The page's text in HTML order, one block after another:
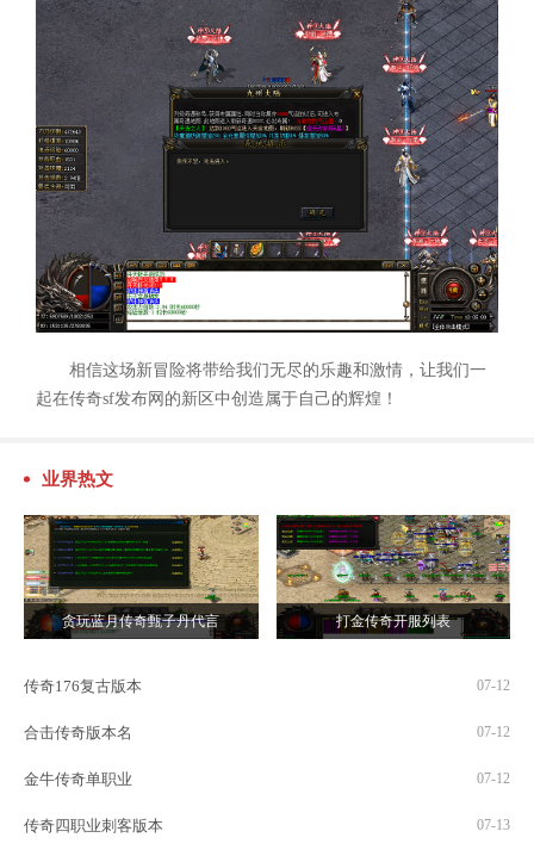
相信这场新冒险将带给我们无尽的乐趣和激情，让我们一
起在传奇sf发布网的新区中创造属于自己的辉煌！
业界热文
贪玩蓝月传奇甄子丹代言 打金传奇开服列表
传奇176复古版本 07-12
合击传奇版本名 07-12
金牛传奇单职业 07-12
传奇四职业刺客版本 07-13